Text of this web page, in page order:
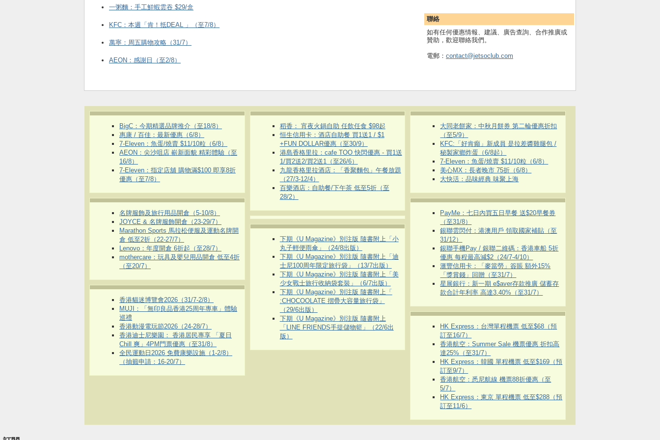
聯絡
如有任何優惠情報、建議、廣告查詢、合作推廣或
贊助，歡迎聯絡我們。
電郵： contact@jetsoclub.com
一粥麵：手工鮮蝦雲吞 $29/盒
KFC ：本週「肯！抵DEAL 」（至7/8）
萬寧：周五購物攻略（31/7）
AEON：感謝日（至2/8）
BigC：今期精選品牌推介（至18/8）
惠康 / 百佳：最新優惠（6/8）
7-Eleven：魚蛋/燒賣 $11/10粒（6/8）
AEON：尖沙咀店 嶄新面貌 精彩體驗（至
16/8）
7-Eleven：指定店舖 購物滿$100 即享8折
優惠（至7/8）
名牌服飾及旅行用品開倉（5-10/8）
JOYCE & 名牌服飾開倉（23-29/7）
Marathon Sports 馬拉松便服及運動名牌開
倉 低至2折（22-27/7）
Lenovo：年度開倉 6折起（至28/7）
mothercare：玩具及嬰兒用品開倉 低至4折
（至20/7）
香港貓迷博覽會2026（31/7-2/8）
MUJI：「無印良品香港25周年專車」體驗
巡禮
香港動漫電玩節2026（24-28/7）
香港迪士尼樂園： 香港居民專享 「夏日
Chill 爽」4PM門票優惠（至31/8）
全民運動日2026 免費康樂設施（1-2/8）
（抽籤申請：16-20/7）
稻香： 宵夜火鍋自助 任飲任食 $98起
恒生信用卡：酒店自助餐 買1送1 / $1
+FUN DOLLAR優惠（至30/9）
港島香格里拉：cafe TOO 快閃優惠 - 買1送
1/買2送2/買2送1（至26/6）
九龍香格里拉酒店：「香聚麵包」午餐放題
（27/3-12/4）
百樂酒店：自助餐/下午茶 低至5折（至
28/2）
下期《U Magazine》別注版 隨書附上「小
丸子輕便雨傘」（24/8出版）
下期《U Magazine》別注版 隨書附上「迪
士尼100周年限定旅行袋」（13/7出版）
下期《U Magazine》別注版 隨書附上「美
少女戰士旅行收納袋套裝」（6/7出版）
下期《U Magazine》別注版 隨書附上「
:CHOCOOLATE 摺疊大容量旅行袋」
（29/6出版）
下期《U Magazine》別注版 隨書附上
「LINE FRIENDS手提儲物籃」（22/6出
版）
大同老餅家：中秋月餅券 第二輪優惠折扣
（至5/9）
KFC:「好肯癲」新成員 是拉差醬雞腿包 /
秘製家鄉炸蛋（6/8起）
7-Eleven：魚蛋/燒賣 $11/10粒（6/8）
美心MX：長者晚市 75折（6/8）
大快活：品味經典 味聚上海
PayMe：七日內買五日早餐 送$20早餐券
（至31/8）
銀聯雲閃付：港澳用戶 領取國家補貼（至
31/12）
銀聯手機Pay / 銀聯二維碼：香港車船 5折
優惠 每程最高減$2（24/7-4/10）
滙豐信用卡：「麥當勞」簽賬 額外15%
「獎賞錢」回贈（至31/7）
星展銀行：新一期 e$aver存款推廣 儲蓄存
款合計年利率 高達3.40%（至31/7）
HK Express：台灣單程機票 低至$68（預
訂至16/7）
香港航空：Summer Sale 機票優惠 折扣高
達25%（至31/7）
HK Express：韓國 單程機票 低至$169（預
訂至9/7）
香港航空：悉尼航線 機票88折優惠（至
5/7）
HK Express：東京 單程機票 低至$288（預
訂至11/6）